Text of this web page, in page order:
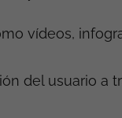
vídeos,
del usuario a